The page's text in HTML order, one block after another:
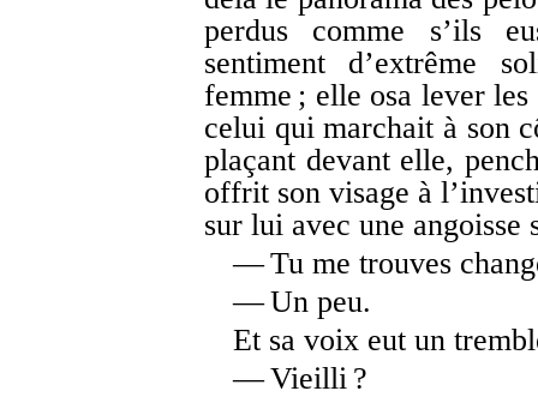
perdus comme s’ils
sentiment d’extrême
femme ; elle osa lever
celui qui marchait à son
plaçant devant elle,
offrit son visage à
sur lui avec une angoisse
— Tu me trouves
— Un peu.
Et sa voix eut un
— Vieilli ?